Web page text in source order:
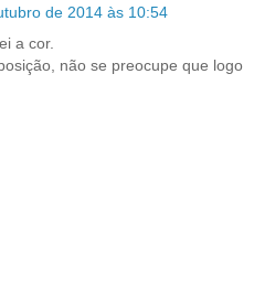
de 2014 às 10:54
a cor.
não se preocupe que logo